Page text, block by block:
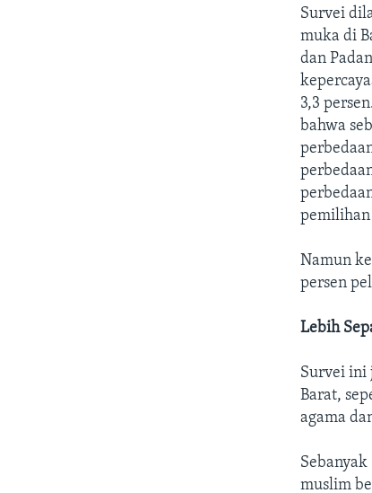
Survei
muka di
dan
3,3
bahwa
pemilihan
Namun
persen
Lebih
Survei ini
Barat,
agama
muslim